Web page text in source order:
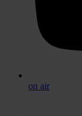
on air